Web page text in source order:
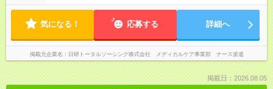
気になる！ 応募する 詳細へ
掲載元企業名 日研トータルソーシング株式会社 メディカルケア事業部 ナース派遣
掲載日：2026.08.05